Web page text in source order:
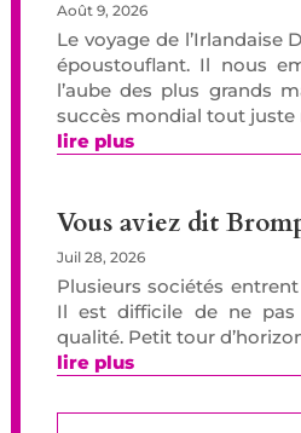
Août 9, 2026
Le voyage de l’Irlandaise
époustouflant. Il nous
l’aube des plus grands
succès mondial tout juste
lire plus
Vous aviez dit
Juil 28, 2026
Plusieurs sociétés
Il est difficile de ne pas
qualité. Petit tour
lire plus